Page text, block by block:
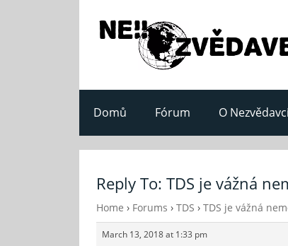
Domů Fórum O Nezvědavci
Reply To: TDS je vážná
Home › Forums › TDS › TDS je vážná
March 13, 2018 at 1:33 pm